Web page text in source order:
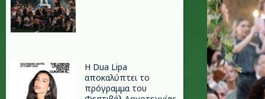
Η Dua Lipa
αποκαλύπτει το
πρόγραμμα του